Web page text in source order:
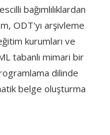
bağımlılıklardan
ODT'yı arşivleme
kurumları ve
tabanlı mimari bir
dilinde
belge oluşturma